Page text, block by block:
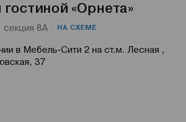
«Орнета»
секция 8А НА СХЕМЕ
в Мебель-Сити 2 на ст.м. Лесная ,
37